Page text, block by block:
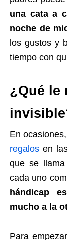
una cata a
noche de
los gustos y
tiempo con
¿Qué le
En
regalos en
que se llama
cada uno
hándicap
mucho a la
Para